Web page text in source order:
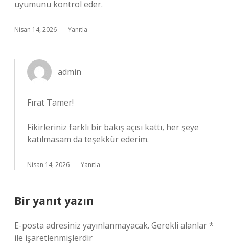
uyumunu kontrol eder.
Nisan 14, 2026 Yanıtla
admin
Fırat Tamer!
Fikirleriniz farklı bir bakış açısı kattı, her şeye
katılmasam da teşekkür ederim.
Nisan 14, 2026 Yanıtla
Bir yanıt yazın
E-posta adresiniz yayınlanmayacak. Gerekli alanlar*
ile işaretlenmişlerdir